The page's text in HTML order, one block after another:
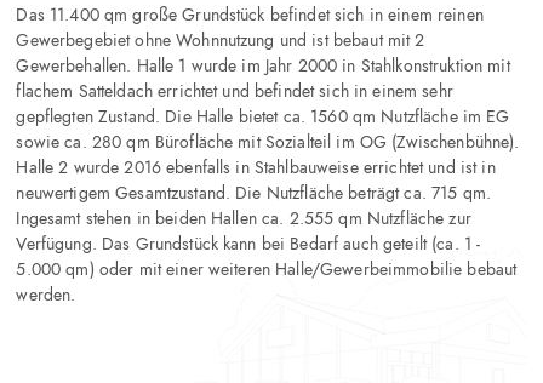
Das 11.400 qm große Grundstück befindet sich in einem reinen
Gewerbegebiet ohne Wohnnutzung und ist bebaut mit 2
Gewerbehallen. Halle 1 wurde im Jahr 2000 in Stahlkonstruktion mit
flachem Satteldach errichtet und befindet sich in einem sehr
gepflegten Zustand. Die Halle bietet ca. 1560 qm Nutzfläche im EG
sowie ca. 280 qm Bürofläche mit Sozialteil im OG (Zwischenbühne).
Halle 2 wurde 2016 ebenfalls in Stahlbauweise errichtet und ist in
neuwertigem Gesamtzustand. Die Nutzfläche beträgt ca. 715 qm.
Ingesamt stehen in beiden Hallen ca. 2.555 qm Nutzfläche zur
Verfügung. Das Grundstück kann bei Bedarf auch geteilt (ca. 1 -
5.000 qm) oder mit einer weiteren Halle/Gewerbeimmobilie bebaut
werden.